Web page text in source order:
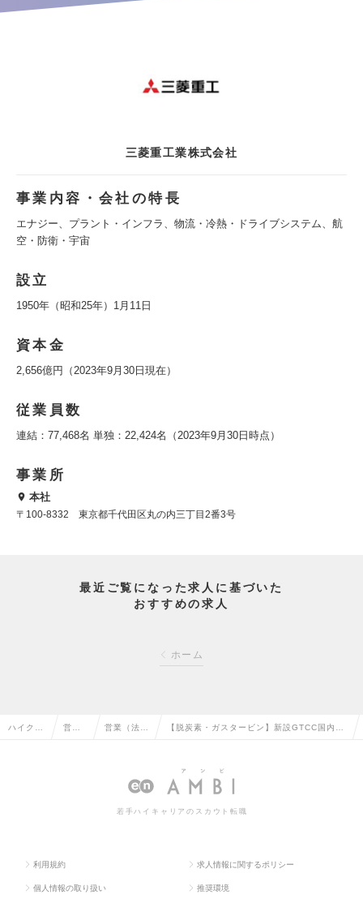
三菱重工業株式会社
事業内容・会社の特長
エナジー、プラント・インフラ、物流・冷熱・ドライブシステム、航
空・防衛・宇宙
設立
1950年（昭和25年）1月11日
資本金
2,656億円（2023年9月30日現在）
従業員数
連結：77,468名 単独：22,424名（2023年9月30日時点）
事業所
本社
〒100-8332 東京都千代田区丸の内三丁目2番3号
最近ご覧になった求人に基づいた
おすすめの求人
ホーム
ハイクラ 営業 営業（法人 【脱炭素・ガスタービン】新設GTCC国内営
求人情報
若手ハイキャリアのスカウト転職
利用規約 求人情報に関するポリシー
個人情報の取り扱い 推奨環境